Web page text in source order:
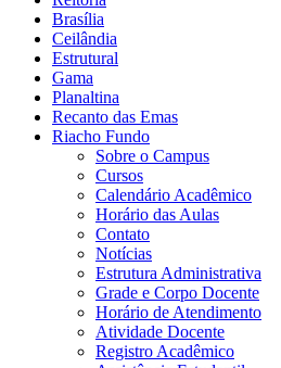
Brasília
Ceilândia
Estrutural
Gama
Planaltina
Recanto das Emas
Riacho Fundo
Sobre o Campus
Cursos
Calendário Acadêmico
Horário das Aulas
Contato
Notícias
Estrutura Administrativa
Grade e Corpo Docente
Horário de Atendimento
Atividade Docente
Registro Acadêmico